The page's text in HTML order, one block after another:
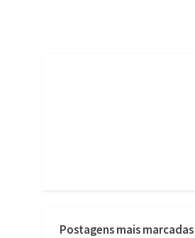
Postagens mais marcadas